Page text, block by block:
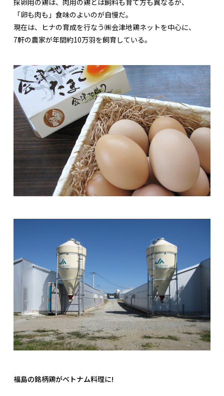
「卵も肉も」食味のよいのが自慢だ。
現在は、ヒナの育成を行なう㈱会津地鶏ネットを中心に、
7軒の農家が年間約10万羽を飼育している。
福島の銘柄鶏がベトナム料理に!